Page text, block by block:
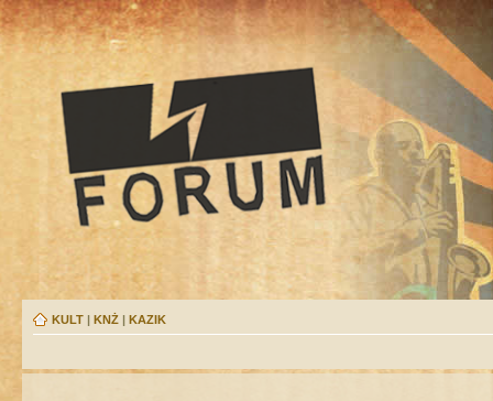
KULT | KNŻ | KAZIK